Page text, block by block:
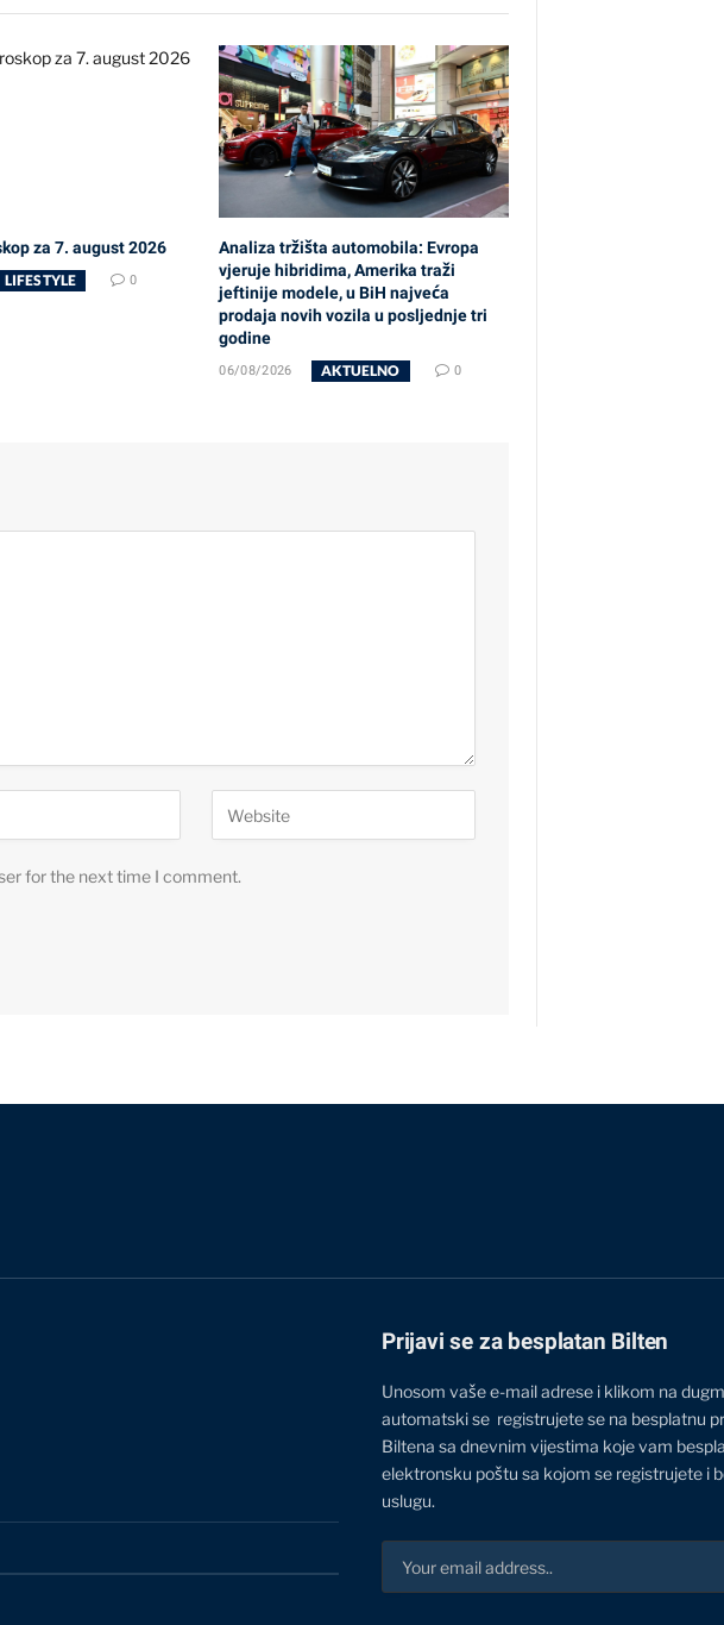
za 7. august 2026
LIFESTYLE 0
Analiza tržišta automobila: Evropa
vjeruje hibridima, Amerika traži
jeftinije modele, u BiH najveća
prodaja novih vozila u posljednje tri
godine
06/08/2026 AKTUELNO 0
for the next time I comment.
Prijavi se za besplatan Bilten
Unosom vaše e-mail adrese i klikom na
automatski se registrujete se na besplatnu
Biltena sa dnevnim vijestima koje vam
elektronsku poštu sa kojom se registrujete i
uslugu.